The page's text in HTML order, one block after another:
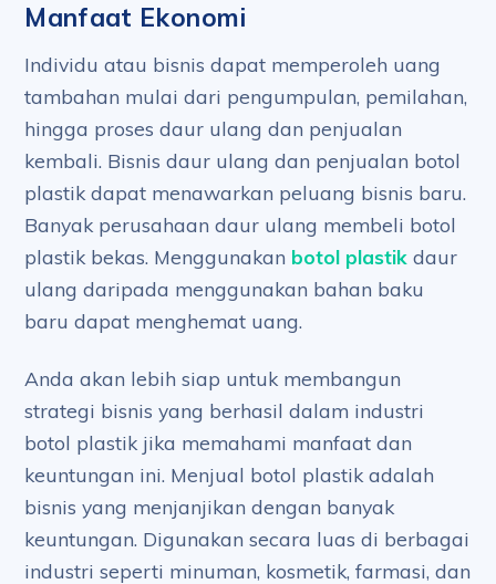
Manfaat Ekonomi
Individu atau bisnis dapat memperoleh uang
tambahan mulai dari pengumpulan, pemilahan,
hingga proses daur ulang dan penjualan
kembali. Bisnis daur ulang dan penjualan botol
plastik dapat menawarkan peluang bisnis baru.
Banyak perusahaan daur ulang membeli botol
plastik bekas. Menggunakan botol plastik daur
ulang daripada menggunakan bahan baku
baru dapat menghemat uang.
Anda akan lebih siap untuk membangun
strategi bisnis yang berhasil dalam industri
botol plastik jika memahami manfaat dan
keuntungan ini. Menjual botol plastik adalah
bisnis yang menjanjikan dengan banyak
keuntungan. Digunakan secara luas di berbagai
industri seperti minuman, kosmetik, farmasi, dan